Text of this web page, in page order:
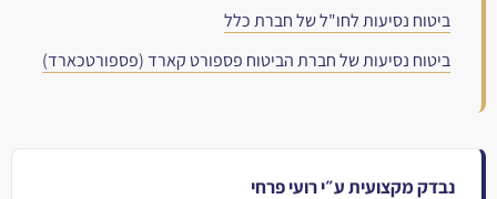
ביטוח נסיעות לחו"ל של חברת כלל
ביטוח נסיעות של חברת הביטוח פספורט קארד (פספורטכארד)
נבדק מקצועית ע״י רועי פרחי